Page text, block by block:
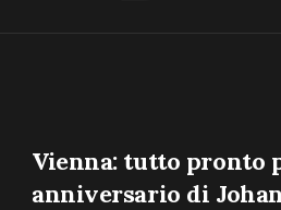
Vienna: tutto pronto
anniversario di